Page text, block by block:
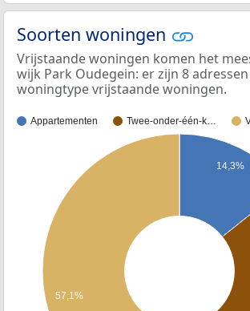
Soorten woningen
Vrijstaande woningen komen het
wijk Park Oudegein: er zijn 8
woningtype vrijstaande woningen.
Appartementen Twee-onder-één-k…
14,3%
57,1%